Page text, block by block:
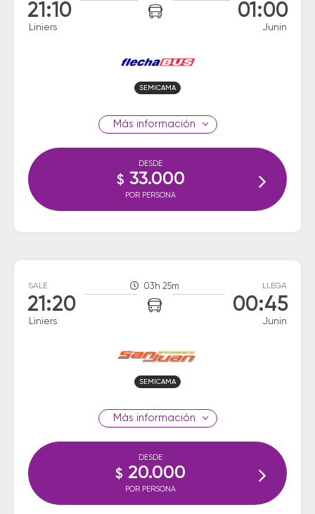
21:10
Liniers
01:00
Junin
SEMICAMA
información
DESDE
$ 33.000
POR PERSONA
SALE
21:20
Liniers
03h 25m LLEGA
00:45
Junin
SEMICAMA
información
DESDE
$ 20.000
POR PERSONA